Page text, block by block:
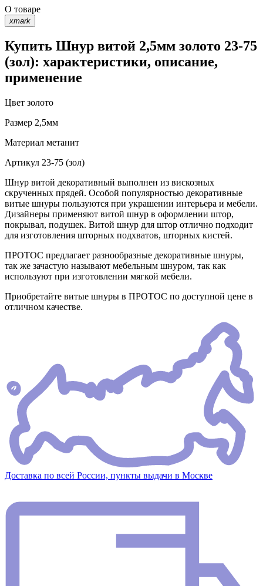
О товаре
xmark
Купить Шнур витой 2,5мм золото 23-75
(зол): характеристики, описание,
применение
Цвет золото
Размер 2,5мм
Материал метанит
Артикул 23-75 (зол)
Шнур витой декоративный выполнен из вискозных
скрученных прядей. Особой популярностью декоративные
витые шнуры пользуются при украшении интерьера и мебели.
Дизайнеры применяют витой шнур в оформлении штор,
покрывал, подушек. Витой шнур для штор отлично подходит
для изготовления шторных подхватов, шторных кистей.
ПРОТОС предлагает разнообразные декоративные шнуры,
так же зачастую называют мебельным шнуром, так как
используют при изготовлении мягкой мебели.
Приобретайте витые шнуры в ПРОТОС по доступной цене в
отличном качестве.
Доставка по всей России, пункты выдачи в Москве